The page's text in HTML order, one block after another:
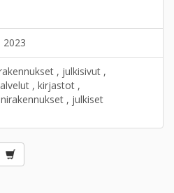
2023
, julkisivut ,
, kirjastot ,
, julkiset